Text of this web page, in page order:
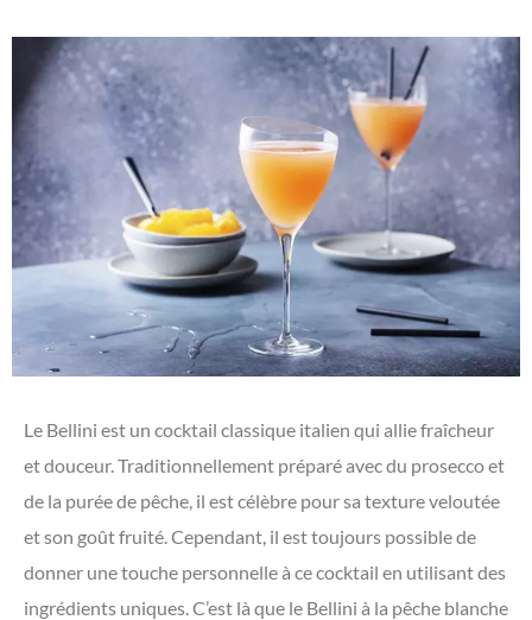
Le Bellini est un cocktail classique italien qui allie fraîcheur
et douceur. Traditionnellement préparé avec du prosecco et
de la purée de pêche, il est célèbre pour sa texture veloutée
et son goût fruité. Cependant, il est toujours possible de
donner une touche personnelle à ce cocktail en utilisant des
ingrédients uniques. C’est là que le Bellini à la pêche blanche